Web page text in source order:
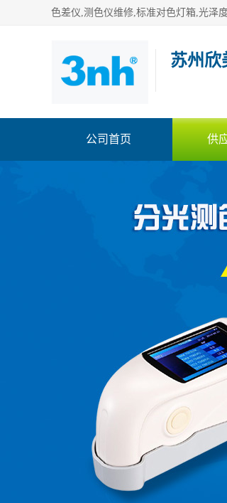
色差仪,测色仪维修,标准对色灯箱,光泽
苏州欣
公司首页 供